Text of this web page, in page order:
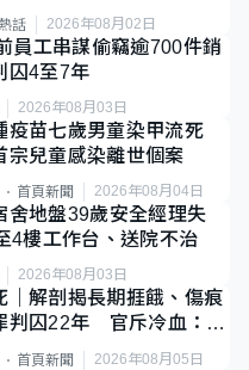
話 2026年08月02日
員工串謀偷竊逾700件銷
4至7年
2026年08月03日
疫苗七歲男童染甲流死
兒童感染離世個案
首頁新聞 2026年08月04日
舍地盤39歲安全經理失
樓工作台、送院不治
2026年08月03日
｜解剖揭長期捱餓、傷痕
囚22年 官斥冷血：同
首頁新聞 2026年08月05日